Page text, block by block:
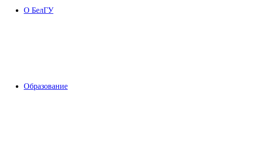
О БелГУ
Образование